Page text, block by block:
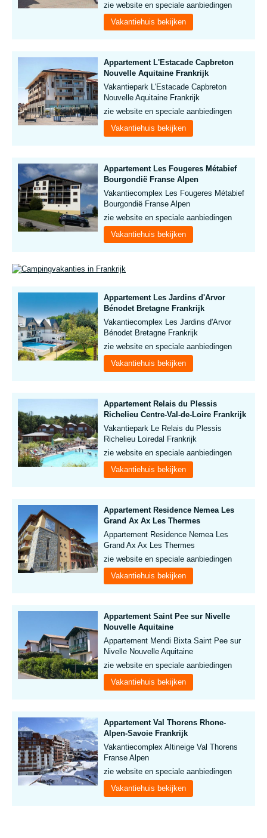
zie website en speciale aanbiedingen
Vakantiehuis bekijken
Appartement L'Estacade Capbreton
Nouvelle Aquitaine Frankrijk
Vakantiepark L'Estacade Capbreton
Nouvelle Aquitaine Frankrijk
zie website en speciale aanbiedingen
Vakantiehuis bekijken
Appartement Les Fougeres Métabief
Bourgondië Franse Alpen
Vakantiecomplex Les Fougeres Métabief
Bourgondië Franse Alpen
zie website en speciale aanbiedingen
Vakantiehuis bekijken
Appartement Les Jardins d'Arvor
Bénodet Bretagne Frankrijk
Vakantiecomplex Les Jardins d'Arvor
Bénodet Bretagne Frankrijk
zie website en speciale aanbiedingen
Vakantiehuis bekijken
Appartement Relais du Plessis
Richelieu Centre-Val-de-Loire Frankrijk
Vakantiepark Le Relais du Plessis
Richelieu Loiredal Frankrijk
zie website en speciale aanbiedingen
Vakantiehuis bekijken
Appartement Residence Nemea Les
Grand Ax Ax Les Thermes
Appartement Residence Nemea Les
Grand Ax Ax Les Thermes
zie website en speciale aanbiedingen
Vakantiehuis bekijken
Appartement Saint Pee sur Nivelle
Nouvelle Aquitaine
Appartement Mendi Bixta Saint Pee sur
Nivelle Nouvelle Aquitaine
zie website en speciale aanbiedingen
Vakantiehuis bekijken
Appartement Val Thorens Rhone-
Alpen-Savoie Frankrijk
Vakantiecomplex Altineige Val Thorens
Franse Alpen
zie website en speciale aanbiedingen
Vakantiehuis bekijken